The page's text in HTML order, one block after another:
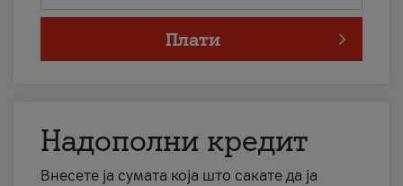
Плати
Надополни кредит
Внесете ја сумата која што сакате да ја